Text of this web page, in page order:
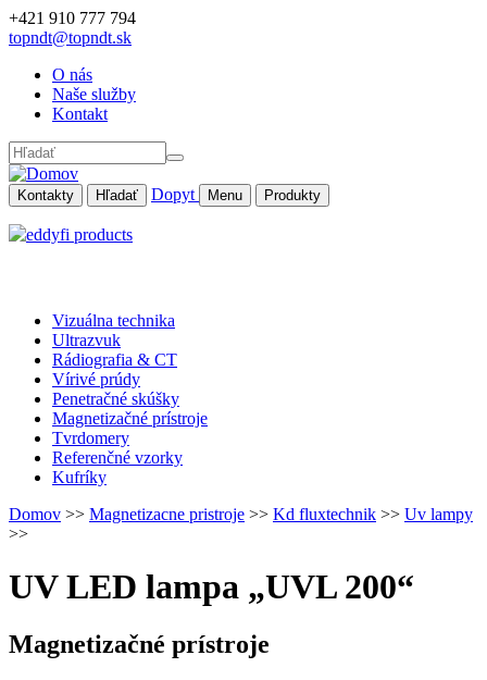
Skočiť na hlavný obsah
+421 910 777 794
topndt@topndt.sk
O nás
Naše služby
Kontakt
Hľadať
Kontakty
Hľadať Dopyt Menu Produkty
Vizuálna technika
Ultrazvuk
Rádiografia & CT
Vírivé prúdy
Penetračné skúšky
Magnetizačné prístroje
Tvrdomery
Referenčné vzorky
Kufríky
Domov >> Magnetizacne pristroje >> Kd fluxtechnik >> Uv lampy
>>
UV LED lampa „UVL 200“
Magnetizačné prístroje